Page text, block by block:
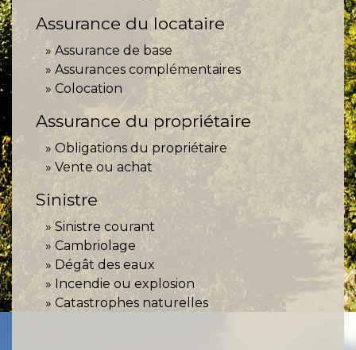
Assurance du locataire
Assurance de base
Assurances complémentaires
Colocation
Assurance du propriétaire
Obligations du propriétaire
Vente ou achat
Sinistre
Sinistre courant
Cambriolage
Dégât des eaux
Incendie ou explosion
Catastrophes naturelles